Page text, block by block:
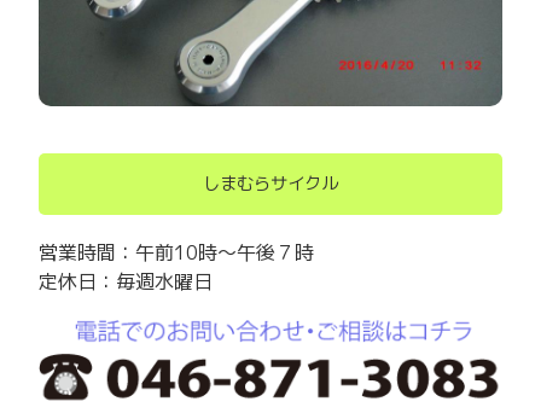
しまむらサイクル
営業時間：午前10時～午後７時
定休日：毎週水曜日